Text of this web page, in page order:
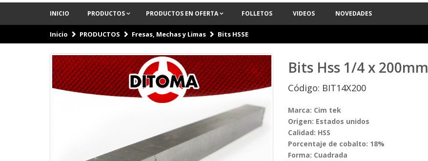
INICIO PRODUCTOS PRODUCTOS EN OFERTA FOLLETOS VIDEOS NOVEDADES
Inicio PRODUCTOS Fresas, Mechas y Limas Bits HSSE
Bits Hss 1/4 x 200mm
Código: BIT14X200
Marca: Cim tek
Origen: Estados unidos
Calidad: HSS
Porcentaje de cobalto: 18%
Forma: Cuadrada